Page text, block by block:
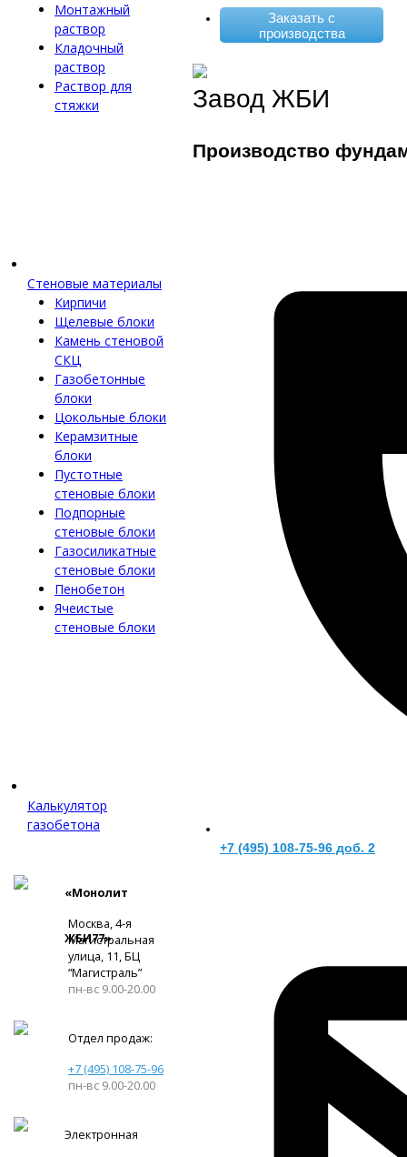
Монтажный
раствор
Кладочный
раствор
Раствор для
стяжки
Стеновые материалы
Кирпичи
Щелевые блоки
Камень стеновой
СКЦ
Газобетонные
блоки
Цокольные блоки
Керамзитные
блоки
Пустотные
стеновые блоки
Подпорные
стеновые блоки
Газосиликатные
стеновые блоки
Пенобетон
Ячеистые
стеновые блоки
Калькулятор
газобетона
«Монолит
ЖБИ77»
Москва, 4-я
Магистральная
улица, 11, ​БЦ
“Магистраль”
пн-вс 9.00-20.00
Отдел продаж:
+7 (495) 108-75-96
пн-вс 9.00-20.00
Электронная
Заказать с
производства
Завод ЖБИ
Производство
+7 (495) 108-75-96 доб. 2